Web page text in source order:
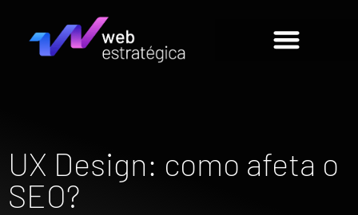
UX Design: como afeta o
SEO?